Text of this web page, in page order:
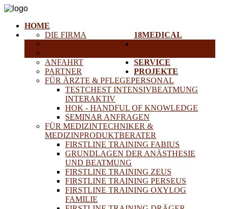
HOME
18MEDICAL
DIE FIRMA
ANFAHRT
PARTNER
FÜR ÄRZTE & PFLEGEPERSONAL
TESTCHEST INTENSIVBEATMUNG
INTERAKTIV
HOK - HANDFUL OF KNOWLEDGE
SEMINAR ANFRAGEN
FÜR MEDIZINTECHNIKER &
MEDIZINPRODUKTBERATER
FIRSTLINE TRAINING FABIUS
GRUNDLAGEN DER ANÄSTHESIE
UND BEATMUNG
FIRSTLINE TRAINING ZEUS
FIRSTLINE TRAINING PERSEUS
FIRSTLINE TRAINING OXYLOG
FAMILIE
SERVICE
PROJEKTE